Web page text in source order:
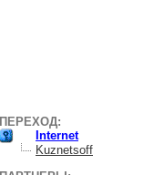
ПЕРЕХОД:
Internet
Kuznetsoff